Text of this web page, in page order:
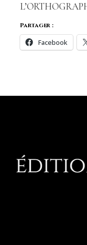
Partager :
Facebook